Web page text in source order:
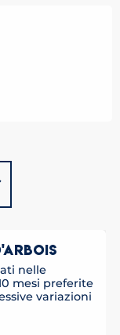
nelle
mesi preferite
variazioni